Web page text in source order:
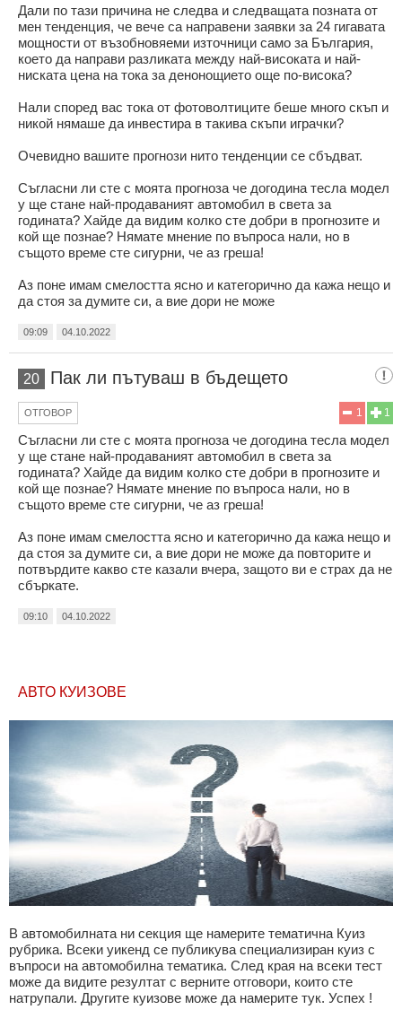
Дали по тази причина не следва и следващата позната от
мен тенденция, че вече са направени заявки за 24 гигавата
мощности от възобновяеми източници само за България,
което да направи разликата между най-високата и най-
ниската цена на тока за денонощието още по-висока?
Нали според вас тока от фотоволтиците беше много скъп и
никой нямаше да инвестира в такива скъпи играчки?
Очевидно вашите прогнози нито тенденции се сбъдват.
Съгласни ли сте с моята прогноза че догодина тесла модел
у ще стане най-продаваният автомобил в света за
годината? Хайде да видим колко сте добри в прогнозите и
кой ще познае? Нямате мнение по въпроса нали, но в
същото време сте сигурни, че аз греша!
Аз поне имам смелостта ясно и категорично да кажа нещо и
да стоя за думите си, а вие дори не може
09:09 04.10.2022
20 Пак ли пътуваш в бъдещето
1
1
ОТГОВОР
Съгласни ли сте с моята прогноза че догодина тесла модел
у ще стане най-продаваният автомобил в света за
годината? Хайде да видим колко сте добри в прогнозите и
кой ще познае? Нямате мнение по въпроса нали, но в
същото време сте сигурни, че аз греша!
Аз поне имам смелостта ясно и категорично да кажа нещо и
да стоя за думите си, а вие дори не може да повторите и
потвърдите какво сте казали вчера, защото ви е страх да не
сбъркате.
09:10 04.10.2022
АВТО КУИЗОВЕ
В автомобилната ни секция ще намерите тематична Куиз
рубрика. Всеки уикенд се публикува специализиран куиз с
въпроси на автомобилна тематика. След края на всеки тест
може да видите резултат с верните отговори, които сте
натрупали. Другите куизове може да намерите тук. Успех !